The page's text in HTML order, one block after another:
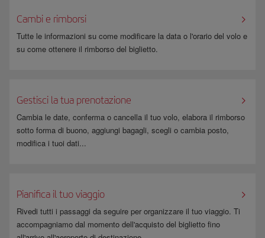
Cambi e rimborsi
Tutte le informazioni su come modificare la data o l'orario del volo e
su come ottenere il rimborso del biglietto.
Gestisci la tua prenotazione
Cambia le date, conferma o cancella il tuo volo, elabora il rimborso
sotto forma di buono, aggiungi bagagli, scegli o cambia posto,
modifica i tuoi dati...
Pianifica il tuo viaggio
Rivedi tutti i passaggi da seguire per organizzare il tuo viaggio. Ti
accompagniamo dal momento dell'acquisto del biglietto fino